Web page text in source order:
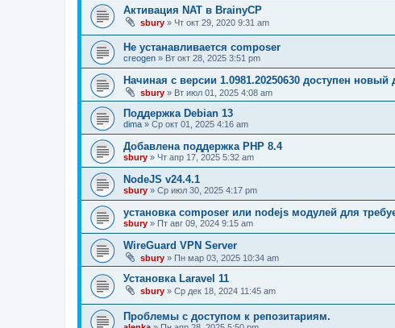
Активация NAT в BrainyCP
sbury » Чт окт 29, 2020 9:31 am
Не устанавливается composer
creogen » Вт окт 28, 2025 3:51 pm
Начиная с версии 1.0981.20250630 доступен
sbury » Вт июл 01, 2025 4:08 am
Поддержка Debian 13
dima » Ср окт 01, 2025 4:16 am
Добавлена поддержка PHP 8.4
sbury » Чт апр 17, 2025 5:32 am
NodeJS v24.4.1
sbury » Ср июл 30, 2025 4:17 pm
установка composer или nodejs модулей для
sbury » Пт авг 09, 2024 9:15 am
WireGuard VPN Server
sbury » Пн мар 03, 2025 10:34 am
Установка Laravel 11
sbury » Ср дек 18, 2024 11:45 am
Проблемы с доступом к репозитариям.